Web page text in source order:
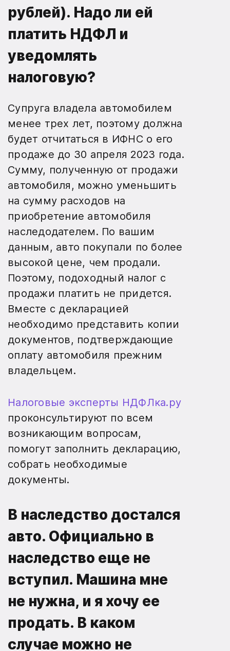
рублей). Надо ли ей
платить НДФЛ и
уведомлять
налоговую?
Супруга владела автомобилем
менее трех лет, поэтому должна
будет отчитаться в ИФНС о его
продаже до 30 апреля 2023 года.
Сумму, полученную от продажи
автомобиля, можно уменьшить
на сумму расходов на
приобретение автомобиля
наследодателем. По вашим
данным, авто покупали по более
высокой цене, чем продали.
Поэтому, подоходный налог с
продажи платить не придется.
Вместе с декларацией
необходимо представить копии
документов, подтверждающие
оплату автомобиля прежним
владельцем.
Налоговые эксперты НДФЛка.ру
проконсультируют по всем
возникающим вопросам,
помогут заполнить декларацию,
собрать необходимые
документы.
В наследство достался
авто. Официально в
наследство еще не
вступил. Машина мне
не нужна, и я хочу ее
продать. В каком
случае можно не